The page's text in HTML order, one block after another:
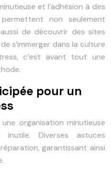
et l’adhésion à des
non seulement
de découvrir des sites
s’immerger dans la culture
c’est avant tout une
pour un
organisation minutieuse
Diverses astuces
garantissant ainsi